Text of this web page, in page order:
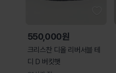
550,000원
크리스찬 디올 리버서블 테
디 D 버킷햇